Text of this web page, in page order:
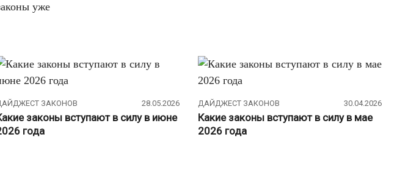
уже
ЗАКОНОВ 28.05.2026
законы вступают в силу в июне
года
ДАЙДЖЕСТ ЗАКОНОВ 30.04.2026
Какие законы вступают в силу в мае
2026 года